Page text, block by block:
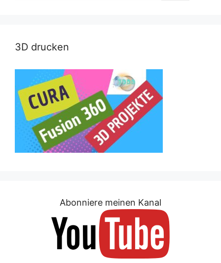
3D drucken
Abonniere meinen Kanal